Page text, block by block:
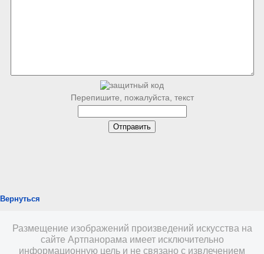
Перепишите, пожалуйста, текст
Вернуться
Размещение изображений произведений искусства на
сайте Артпанорама имеет исключительно
информационную цель и не связано с извлечением